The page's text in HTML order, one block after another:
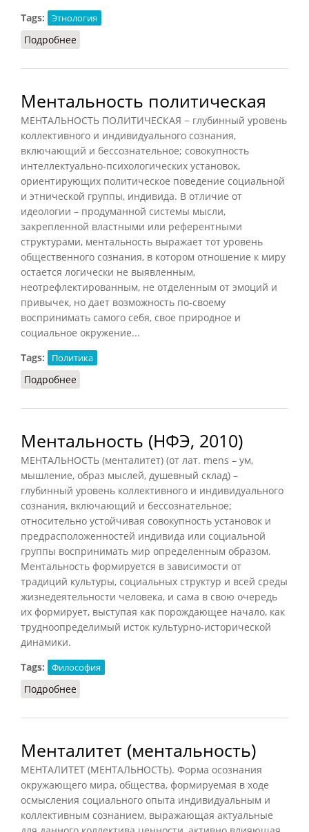
Tags:
Этнология
Подробнее
Ментальность политическая
МЕНТАЛЬНОСТЬ ПОЛИТИЧЕСКАЯ − глубинный уровень
коллективного и индивидуального сознания,
включающий и бессознательное; совокупность
интеллектуально-психологических установок,
ориентирующих политическое поведение социальной
и этнической группы, индивида. В отличие от
идеологии – продуманной системы мысли,
закрепленной властными или референтными
структурами, ментальность выражает тот уровень
общественного сознания, в котором отношение к миру
остается логически не выявленным,
неотрефлектированным, не отделенным от эмоций и
привычек, но дает возможность по-своему
воспринимать самого себя, свое природное и
социальное окружение...
Tags:
Политика
Подробнее
Ментальность (НФЭ, 2010)
МЕНТАЛЬНОСТЬ (менталитет) (от лат. mens – ум,
мышление, образ мыслей, душевный склад) –
глубинный уровень коллективного и индивидуального
сознания, включающий и бессознательное;
относительно устойчивая совокупность установок и
предрасположенностей индивида или социальной
группы воспринимать мир определенным образом.
Ментальность формируется в зависимости от
традиций культуры, социальных структур и всей среды
жизнедеятельности человека, и сама в свою очередь
их формирует, выступая как порождающее начало, как
трудноопределимый исток культурно-исторической
динамики.
Tags:
Философия
Подробнее
Менталитет (ментальность)
МЕНТАЛИТЕТ (МЕНТАЛЬНОСТЬ). Форма осознания
окружающего мира, общества, формируемая в ходе
осмысления социального опыта индивидуальным и
коллективным сознанием, выражающая актуальные